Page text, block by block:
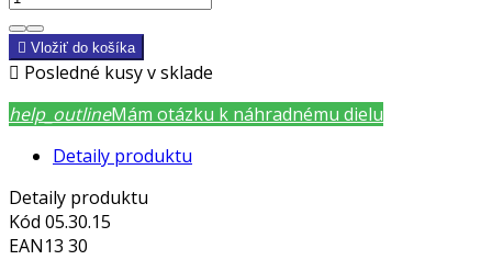
 Vložiť do košíka
 Posledné kusy v sklade
help_outlineMám otázku k náhradnému dielu
Detaily produktu
Detaily produktu
Kód 05.30.15
EAN13 30